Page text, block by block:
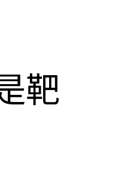
靶